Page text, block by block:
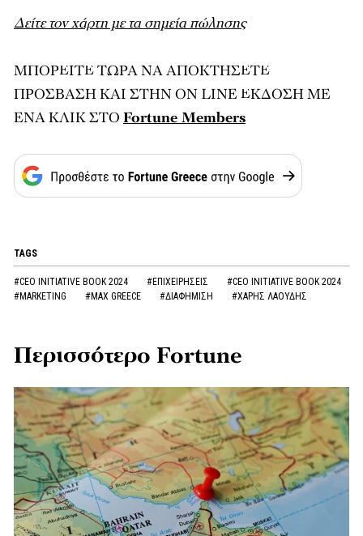
Δείτε τον χάρτη με τα σημεία πώλησης
ΜΠΟΡΕΙΤΕ ΤΩΡΑ ΝΑ ΑΠΟΚΤΗΣΕΤΕ
ΠΡΟΣΒΑΣΗ ΚΑΙ ΣΤΗΝ ON LINE ΕΚΔΟΣΗ ME
ENA KΛΙΚ ΣΤΟ Fortune Members
TAGS
#CEO INITIATIVE BOOK 2024 #ΕΠΙΧΕΙΡΗΣΕΙΣ
#CEO INITIATIVE BOOK 2024
#MARKETING
#MAX GREECE #ΔΙΑΦΗΜΙΣΗ #ΧΑΡΗΣ ΛΑΟΥΔΗΣ
Περισσότερο Fortune